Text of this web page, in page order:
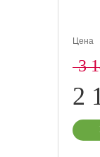
Цена
3
2